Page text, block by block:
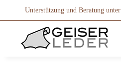
Unterstützung und Beratung unter